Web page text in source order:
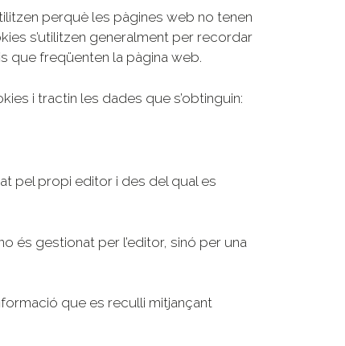
perquè les pàgines web no tenen
s’utilitzen generalment per recordar
que freqüenten la pàgina web.
i tractin les dades que s’obtinguin:
pel propi editor i des del qual es
és gestionat per l’editor, sinó per una
que es reculli mitjançant